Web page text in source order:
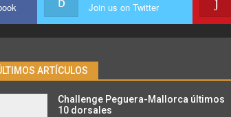
Join us on Twitter
ARTÍCULOS
Challenge Peguera-Mallorca últimos
10 dorsales